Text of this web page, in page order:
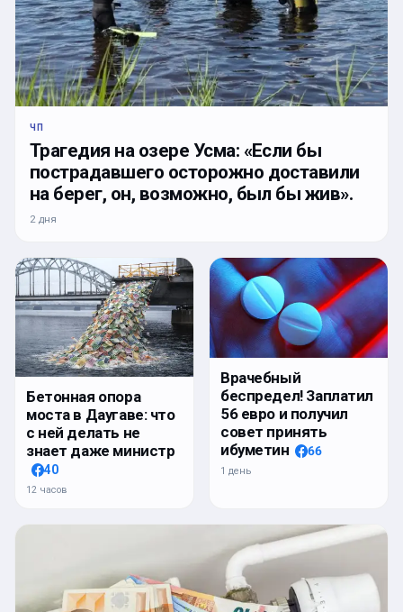
ЧП
Трагедия на озере Усма: «Если бы
пострадавшего осторожно доставили
на берег, он, возможно, был бы жив».
2 дня
Бетонная опора
моста в Даугаве: что
с ней делать не
знает даже министр
40
12 часов
Врачебный
беспредел! Заплатил
56 евро и получил
совет принять
ибуметин
66
1 день